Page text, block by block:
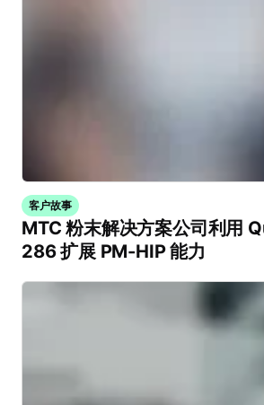
客户故事
MTC 粉末解决方案公司利用
286 扩展 PM-HIP 能力